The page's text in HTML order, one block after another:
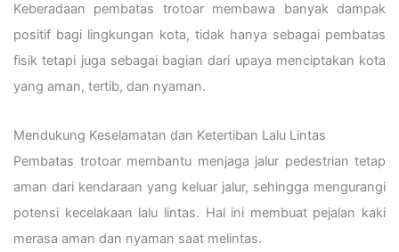
Keberadaan pembatas trotoar membawa banyak dampak
positif bagi lingkungan kota, tidak hanya sebagai pembatas
fisik tetapi juga sebagai bagian dari upaya menciptakan kota
yang aman, tertib, dan nyaman.
Mendukung Keselamatan dan Ketertiban Lalu Lintas
Pembatas trotoar membantu menjaga jalur pedestrian tetap
aman dari kendaraan yang keluar jalur, sehingga mengurangi
potensi kecelakaan lalu lintas. Hal ini membuat pejalan kaki
merasa aman dan nyaman saat melintas.